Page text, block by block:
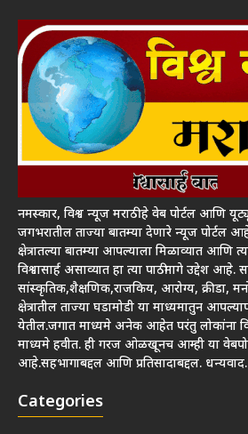
नमस्कार, विश्व न्यूज मराठी हे वेब पोर्टल आणि
जगभरातील ताज्या बातम्या देणारे न्यूज पोर्टल
क्षेत्रातल्या बातम्या आपल्याला मिळाव्यात आणि
विश्वासार्ह असाव्यात हा त्या पाठीमागे उद्देश आहे.
सांस्कृतिक,शैक्षणिक,राजकिय, आरोग्य, क्रीडा,
क्षेत्रातील ताज्या घडामोडी या माध्यमातुन
येतील.जगात माध्यमे अनेक आहेत परंतु लोकांना
माध्यमे हवीत. ही गरज ओळखूनच आम्ही या
आहे.सहभागाबद्दल आणि प्रतिसादाबद्दल. धन्यवाद.
Categories